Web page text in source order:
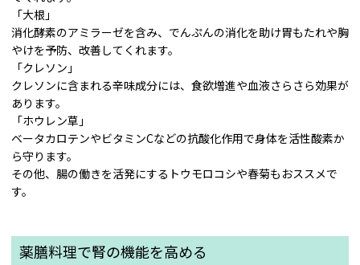
「大根」
消化酵素のアミラーゼを含み、でんぷんの消化を助け胃もたれや胸
やけを予防、改善してくれます。
「クレソン」
クレソンに含まれる辛味成分には、食欲増進や血液さらさら効果が
あります。
「ホウレン草」
ベータカロテンやビタミンCなどの抗酸化作用で身体を活性酸素か
ら守ります。
その他、腸の働きを活発にするトウモロコシや春菊もおススメで
す。
薬膳料理で腎の機能を高める